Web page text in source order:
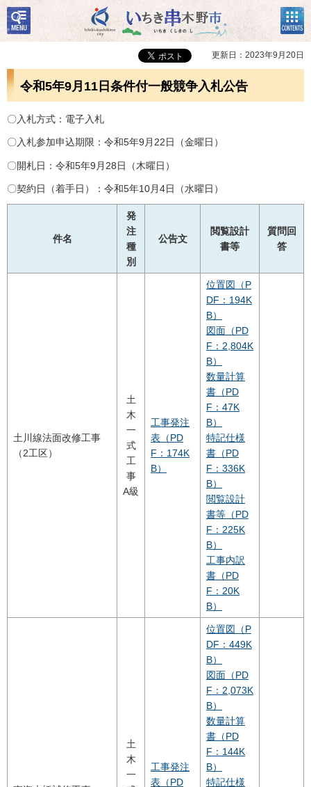
いちき串木野市
検
索・
共通
コン
テン
ツメ
ニュ
更新日：2023年9月20日
令和5年9月11日条件付一般競争入札公告
〇入札方式：電子入札
〇入札参加申込期限：令和5年9月22日（金曜日）
〇開札日：令和5年9月28日（木曜日）
〇契約日（着手日）：令和5年10月4日（水曜日）
件名
発
注
種
別
公告文
閲覧設計
書等
質問回
答
土川線法面改修工事
（2工区）
土
木
一
式
工
事
A級
工事発注
表（PD
F：174K
B）
位置図（P
DF：194K
B）
図面（PD
F：2,804K
B）
数量計算
書（PD
F：47K
B）
特記仕様
書（PD
F：336K
B）
閲覧設計
書等（PD
F：225K
B）
工事内訳
書（PD
F：20K
B）
土
木
一
工事発注
表（PD
位置図（P
DF：449K
B）
図面（PD
F：2,073K
B）
数量計算
書（PD
F：144K
B）
特記仕様